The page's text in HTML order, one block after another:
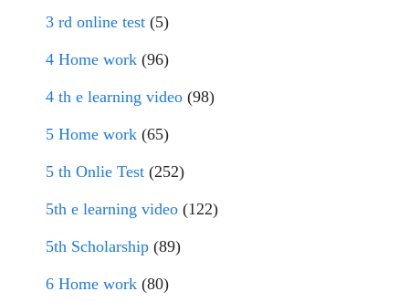
3 rd online test (5)
4 Home work (96)
4 th e learning video (98)
5 Home work (65)
5 th Onlie Test (252)
5th e learning video (122)
5th Scholarship (89)
6 Home work (80)